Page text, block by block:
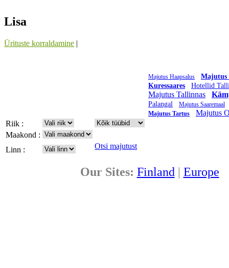
Lisa
Ürituste korraldamine |
Majutus Haapsalus
Majutus
Kuressaares
Hotellid
Majutus Tallinnas
Palangal
Majutus Saaremaal
Majutus Tartus
Majutus
Riik :
Maakond :
Linn :
Otsi majutust
Our Sites: Finland | Europe